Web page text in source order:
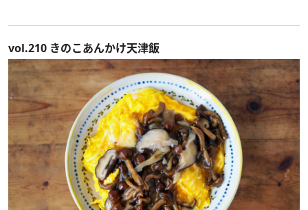
vol.210 きのこあんかけ天津飯